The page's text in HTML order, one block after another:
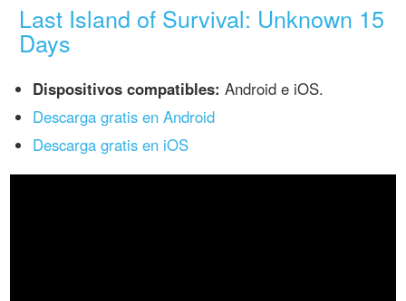
Last Island of Survival: Unknown 15
Days
Dispositivos compatibles: Android e iOS.
Descarga gratis en Android
Descarga gratis en iOS